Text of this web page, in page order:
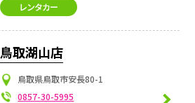
レンタカー
鳥取湖山店
鳥取県鳥取市安長80-1
0857-30-5995